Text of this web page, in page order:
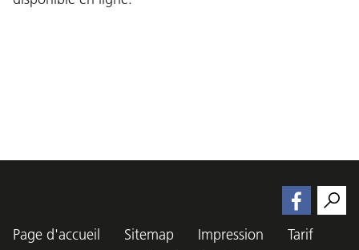
Page d'accueil Sitemap Impression
Tarif